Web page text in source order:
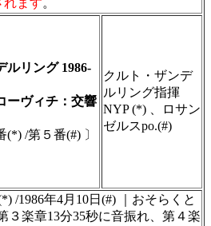
ルリング 1986-
ーヴィチ：交響
/第５番(#) 〕
クルト・ザンデ
ルリング指揮
NYP (*) 、ロサン
ゼルスpo.(#)
/1986年4月10日(#) ｜おそらくと
３楽章13分35秒に音振れ、第４楽